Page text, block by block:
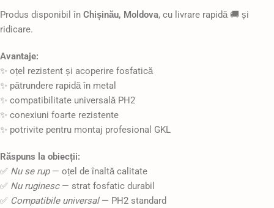
Produs disponibil în Chișinău, Moldova, cu livrare rapidă 🚚 și
ridicare.
Avantaje:
✨ oțel rezistent și acoperire fosfatică
✨ pătrundere rapidă în metal
✨ compatibilitate universală PH2
✨ conexiuni foarte rezistente
✨ potrivite pentru montaj profesional GKL
Răspuns la obiecții:
✅ Nu se rup— oțel de înaltă calitate
✅ Nu ruginesc— strat fosfatic durabil
✅ Compatibile universal— PH2 standard